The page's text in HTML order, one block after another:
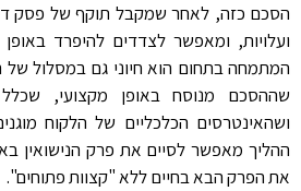
הסכם כזה, לאחר שמקבל תוקף של פסק
ועלויות, ומאפשר לצדדים להיפרד באופן
המתמחה בתחום הוא חיוני גם במסלול
שההסכם מנוסח באופן מקצועי, שכלל
ושהאינטרסים הכלכליים של הלקוח
ההליך מאפשר לסיים את פרק הנישואין
את הפרק הבא בחיים ללא "קצוות פתוחים".